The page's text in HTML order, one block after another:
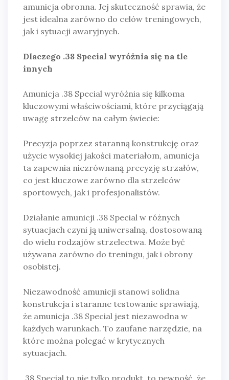
amunicja obronna. Jej skuteczność sprawia, że
jest idealna zarówno do celów treningowych,
jak i sytuacji awaryjnych.
Dlaczego .38 Special wyróżnia się na tle
innych
Amunicja .38 Special wyróżnia się kilkoma
kluczowymi właściwościami, które przyciągają
uwagę strzelców na całym świecie:
Precyzja poprzez staranną konstrukcję oraz
użycie wysokiej jakości materiałom, amunicja
ta zapewnia niezrównaną precyzję strzałów,
co jest kluczowe zarówno dla strzelców
sportowych, jak i profesjonalistów.
Działanie amunicji .38 Special w różnych
sytuacjach czyni ją uniwersalną, dostosowaną
do wielu rodzajów strzelectwa. Może być
używana zarówno do treningu, jak i obrony
osobistej.
Niezawodność amunicji stanowi solidna
konstrukcja i staranne testowanie sprawiają,
że amunicja .38 Special jest niezawodna w
każdych warunkach. To zaufane narzędzie, na
które można polegać w krytycznych
sytuacjach.
.38 Special to nie tylko produkt, to pewność, że